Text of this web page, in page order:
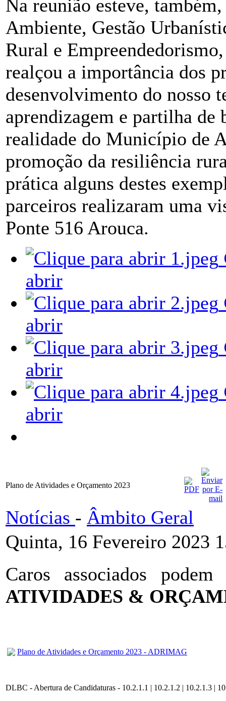
Na reunião esteve,
Ambiente, Gestão
Rural e
realçou a importância dos
desenvolvimento do nosso
aprendizagem e partilha de
realidade do Município de
promoção da resiliência
prática alguns destes
parceiros realizaram uma
Ponte 516 Arouca.
abrir
abrir
abrir
abrir
Plano de Atividades e Orçamento 2023
Notícias - Âmbito Geral
Quinta, 16 Fevereiro 2023
Caros associados
ATIVIDADES &
Plano de Atividades e Orçamento 2023 - ADRIMAG
DLBC - Abertura de Candidaturas - 10.2.1.1 | 10.2.1.2 | 10.2.1.3 |